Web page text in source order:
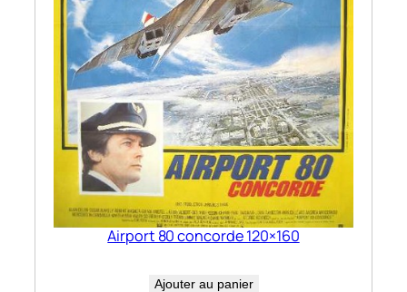
Airport 80 concorde 120×160
Ajouter au panier